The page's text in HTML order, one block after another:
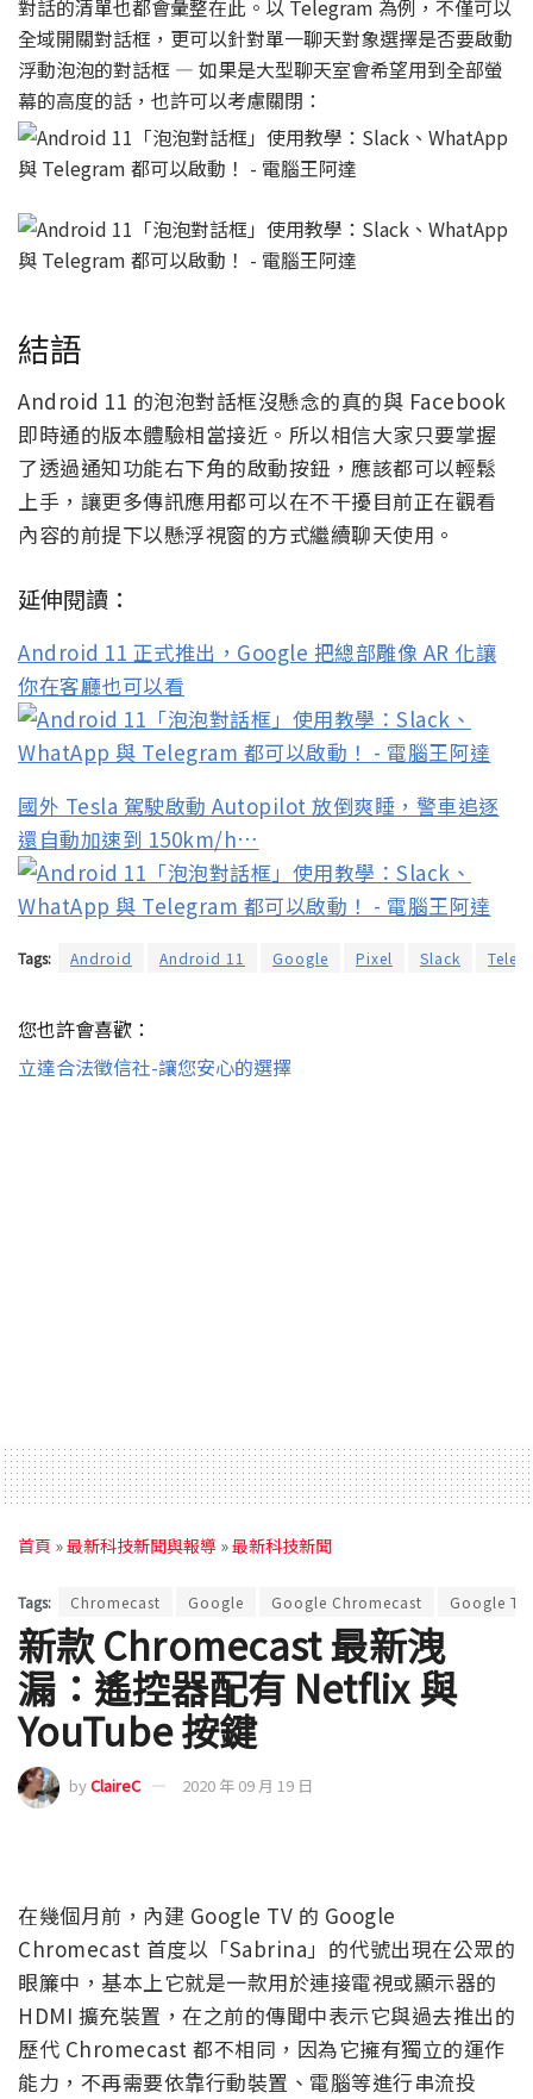
對話的清單也都會彙整在此。以 Telegram 為例，不僅可以
全域開關對話框，更可以針對單一聊天對象選擇是否要啟動
浮動泡泡的對話框 — 如果是大型聊天室會希望用到全部螢
幕的高度的話，也許可以考慮關閉：
結語
Android 11 的泡泡對話框沒懸念的真的與 Facebook
即時通的版本體驗相當接近。所以相信大家只要掌握
了透過通知功能右下角的啟動按鈕，應該都可以輕鬆
上手，讓更多傳訊應用都可以在不干擾目前正在觀看
內容的前提下以懸浮視窗的方式繼續聊天使用。
延伸閱讀：
Android 11 正式推出，Google 把總部雕像 AR 化讓
你在客廳也可以看
國外 Tesla 駕駛啟動 Autopilot 放倒爽睡，警車追逐
還自動加速到 150km/h…
Tags: Android Android 11 Google Pixel Slack
您也許會喜歡：
立達合法徵信社-讓您安心的選擇
首頁 »最新科技新聞與報導 »最新科技新聞
Tags: Chromecast Google Google Chromecast Google TV
新款 Chromecast 最新洩
漏：遙控器配有 Netflix 與
YouTube 按鍵
byClaireC 2020 年 09 月 19 日
在幾個月前，內建 Google TV 的 Google
Chromecast 首度以「Sabrina」的代號出現在公眾的
眼簾中，基本上它就是一款用於連接電視或顯示器的
HDMI 擴充裝置，在之前的傳聞中表示它與過去推出的
歷代 Chromecast 都不相同，因為它擁有獨立的運作
能力，不再需要依靠行動裝置、電腦等進行串流投